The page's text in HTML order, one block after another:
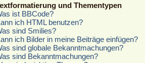
und Thementypen
ist BBCode?
ich HTML benutzen?
sind Smilies?
ich Bilder in meine Beiträge einfügen?
sind globale Bekanntmachungen?
sind Bekanntmachungen?